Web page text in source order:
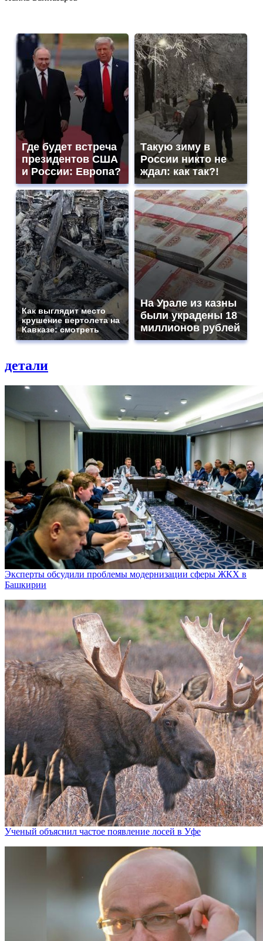
Где будет встреча
президентов США
и России: Европа?
Такую зиму в
России никто не
ждал: как так?!
Как выглядит место
крушение вертолета на
Кавказе: смотреть
На Урале из казны
были украдены 18
миллионов рублей
детали
Эксперты обсудили проблемы модернизации сферы ЖКХ в
Башкирии
Ученый объяснил частое появление лосей в Уфе